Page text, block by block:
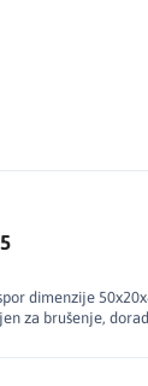
dimenzije
za brušenje,